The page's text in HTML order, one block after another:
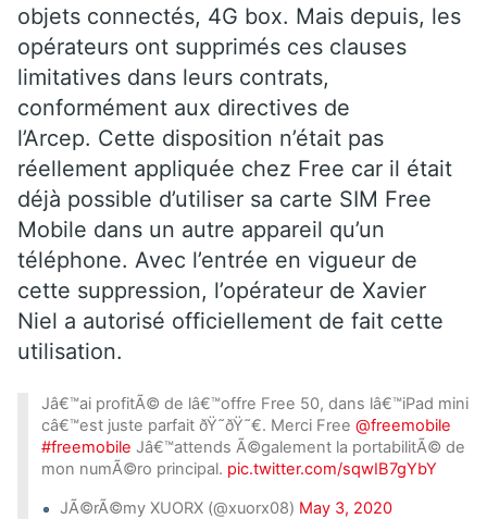
objets connectés, 4G box. Mais depuis, les
opérateurs ont supprimés ces clauses
limitatives dans leurs contrats,
conformément aux directives de
l’Arcep. Cette disposition n’était pas
réellement appliquée chez Free car il était
déjà possible d’utiliser sa carte SIM Free
Mobile dans un autre appareil qu’un
téléphone. Avec l’entrée en vigueur de
cette suppression, l’opérateur de Xavier
Niel a autorisé officiellement de fait cette
utilisation.
Jâ€™ai profitÃ© de lâ€™offre Free 50, dans lâ€™iPad mini
câ€™est juste parfait ðŸ˜ðŸ˜€. Merci Free @freemobile
#freemobile Jâ€™attends Ã©galement la portabilitÃ© de
mon numÃ©ro principal. pic.twitter.com/sqwIB7gYbY
JÃ©rÃ©my XUORX (@xuorx08) May 3, 2020